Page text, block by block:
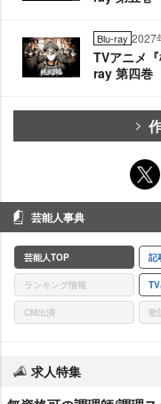
Blu-ray 2027
TVアニメ
ray 第四巻
芸能人事典
芸能人TOP 記
ランキング情報
CM出演 歌
求人特集